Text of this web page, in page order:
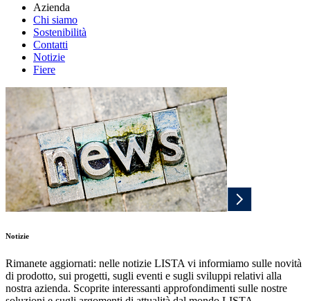
Azienda
Chi siamo
Sostenibilità
Contatti
Notizie
Fiere
Notizie
Rimanete aggiornati: nelle notizie LISTA vi informiamo sulle novità
di prodotto, sui progetti, sugli eventi e sugli sviluppi relativi alla
nostra azienda. Scoprite interessanti approfondimenti sulle nostre